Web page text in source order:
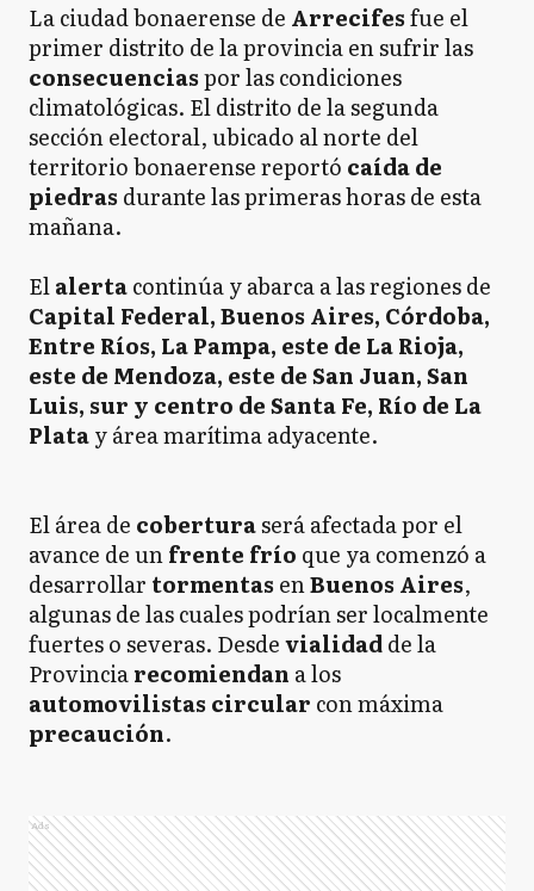
La ciudad bonaerense de Arrecifesfue el
primer distrito de la provincia en sufrir las
consecuenciaspor las condiciones
climatológicas. El distrito de la segunda
sección electoral, ubicado al norte del
territorio bonaerense reportó caída de
piedras durante las primeras horas de esta
mañana.
Elalertacontinúa y abarca a las regiones de
Capital Federal, Buenos Aires, Córdoba,
Entre Ríos, La Pampa, este de La Rioja,
este de Mendoza, este de San Juan, San
Luis, sur y centro de Santa Fe, Río de La
Platay área marítima adyacente.
El área de coberturaserá afectada por el
avance de unfrente frío que ya comenzó a
desarrollar tormentas enBuenos Aires,
algunas de las cuales podrían ser localmente
fuertes o severas. Desdevialidadde la
Provinciarecomiendan a los
automovilistas circular con máxima
precaución.
Ads